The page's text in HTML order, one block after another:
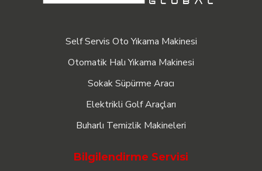
Self Servis Oto Yıkama Makinesi
Otomatik Halı Yıkama Makinesi
Sokak Süpürme Aracı
Elektrikli Golf Araçları
Buharlı Temizlik Makineleri
Bilgilendirme Servisi